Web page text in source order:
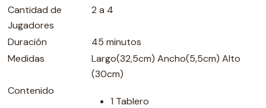
Cantidad de
Jugadores
2 a 4
Duración
45 minutos
Medidas
Largo(32,5cm) Ancho(5,5cm) Alto
(30cm)
Contenido
1 Tablero